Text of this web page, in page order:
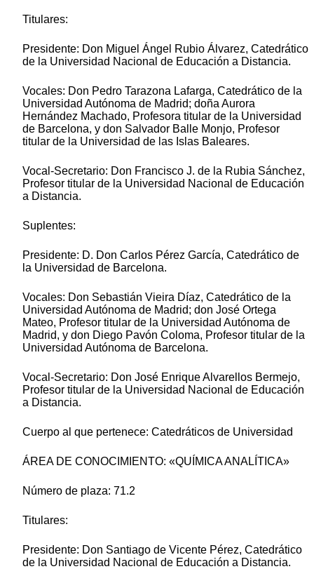
Titulares:
Presidente: Don Miguel Ángel Rubio Álvarez, Catedrático
de la Universidad Nacional de Educación a Distancia.
Vocales: Don Pedro Tarazona Lafarga, Catedrático de la
Universidad Autónoma de Madrid; doña Aurora
Hernández Machado, Profesora titular de la Universidad
de Barcelona, y don Salvador Balle Monjo, Profesor
titular de la Universidad de las Islas Baleares.
Vocal-Secretario: Don Francisco J. de la Rubia Sánchez,
Profesor titular de la Universidad Nacional de Educación
a Distancia.
Suplentes:
Presidente: D. Don Carlos Pérez García, Catedrático de
la Universidad de Barcelona.
Vocales: Don Sebastián Vieira Díaz, Catedrático de la
Universidad Autónoma de Madrid; don José Ortega
Mateo, Profesor titular de la Universidad Autónoma de
Madrid, y don Diego Pavón Coloma, Profesor titular de la
Universidad Autónoma de Barcelona.
Vocal-Secretario: Don José Enrique Alvarellos Bermejo,
Profesor titular de la Universidad Nacional de Educación
a Distancia.
Cuerpo al que pertenece: Catedráticos de Universidad
ÁREA DE CONOCIMIENTO: «QUÍMICA ANALÍTICA»
Número de plaza: 71.2
Titulares:
Presidente: Don Santiago de Vicente Pérez, Catedrático
de la Universidad Nacional de Educación a Distancia.